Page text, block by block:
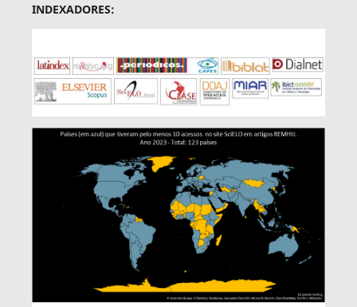
INDEXADORES: